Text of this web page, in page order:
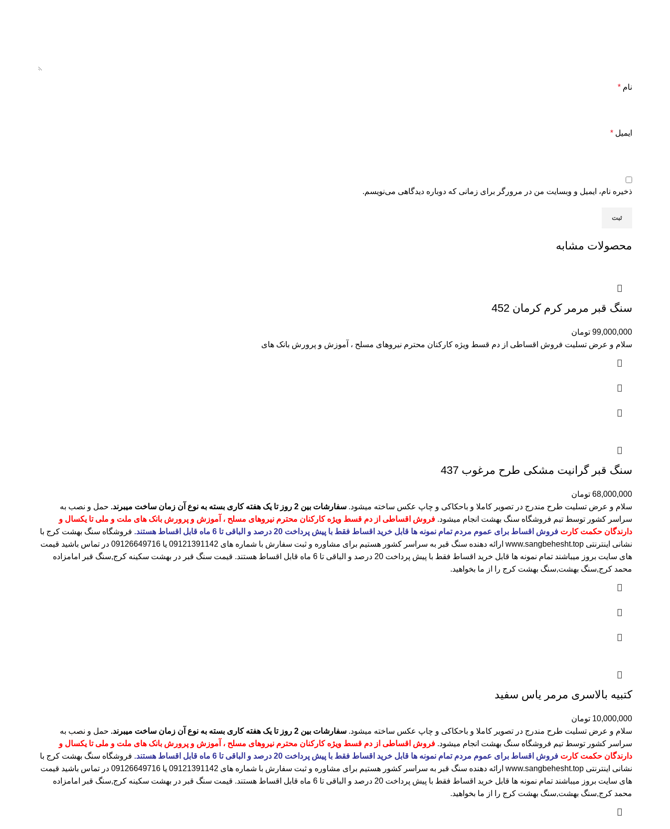
نام *
ایمیل *
ذخیره نام، ایمیل و وبسایت من در مرورگر برای زمانی که دوباره دیدگاهی می‌نویسم.
محصولات مشابه
سنگ قبر مرمر کرم کرمان 452
99,000,000 تومان
سلام و عرض تسلیت فروش اقساطی از دم قسط ویژه کارکنان محترم نیروهای مسلح ، آموزش و پرورش بانک های
سنگ قبر گرانیت مشکی طرح مرغوب 437
68,000,000 تومان
سلام و عرض تسلیت طرح مندرج در تصویر کاملا و باحکاکی و چاپ عکس ساخته میشود. سفارشات بین 2 روز تا یک هفته کاری بسته به نوع آن زمان ساخت میبرند.
حمل و نصب به
سراسر کشور توسط تیم فروشگاه سنگ بهشت انجام میشود. فروش اقساطی از دم قسط ویژه کارکنان محترم نیروهای مسلح ، آموزش و پرورش بانک های ملت و ملی تا یکسال و
دارندگان حکمت کارت فروش اقساط برای عموم مردم تمام نمونه ها قابل خرید اقساط فقط با پیش پرداخت 20 درصد و الباقی تا 6 ماه قابل اقساط هستند. فروشگاه سنگ بهشت کرج با
نشانی اینترنتی www.sangbehesht.top ارائه دهنده سنگ قبر به سراسر کشور هستیم برای مشاوره و ثبت سفارش با شماره های 09121391142 یا 09126649716 در تماس باشید قیمت
های سایت بروز میباشند تمام نمونه ها قابل خرید اقساط فقط با پیش پرداخت 20 درصد و الباقی تا 6 ماه قابل اقساط هستند.
قیمت سنگ قبر در بهشت سکینه کرج,سنگ قبر امامزاده
محمد کرج,سنگ بهشت,سنگ بهشت کرج را از ما بخواهید.
کتبیه بالاسری مرمر یاس سفید
10,000,000 تومان
سلام و عرض تسلیت طرح مندرج در تصویر کاملا و باحکاکی و چاپ عکس ساخته میشود. سفارشات بین 2 روز تا یک هفته کاری بسته به نوع آن زمان ساخت میبرند.
حمل و نصب به
سراسر کشور توسط تیم فروشگاه سنگ بهشت انجام میشود. فروش اقساطی از دم قسط ویژه کارکنان محترم نیروهای مسلح ، آموزش و پرورش بانک های ملت و ملی تا یکسال و
دارندگان حکمت کارت فروش اقساط برای عموم مردم تمام نمونه ها قابل خرید اقساط فقط با پیش پرداخت 20 درصد و الباقی تا 6 ماه قابل اقساط هستند. فروشگاه سنگ بهشت کرج با
نشانی اینترنتی www.sangbehesht.top ارائه دهنده سنگ قبر به سراسر کشور هستیم برای مشاوره و ثبت سفارش با شماره های 09121391142 یا 09126649716 در تماس باشید قیمت
های سایت بروز میباشند تمام نمونه ها قابل خرید اقساط فقط با پیش پرداخت 20 درصد و الباقی تا 6 ماه قابل اقساط هستند.
قیمت سنگ قبر در بهشت سکینه کرج,سنگ قبر امامزاده
محمد کرج,سنگ بهشت,سنگ بهشت کرج را از ما بخواهید.